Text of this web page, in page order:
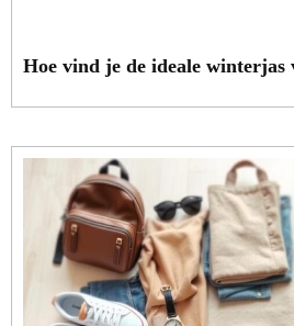
Hoe vind je de ideale winterjas